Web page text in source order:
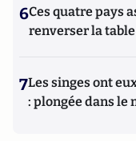
6Ces quatre pays
renverser la table
7Les singes ont
: plongée dans le